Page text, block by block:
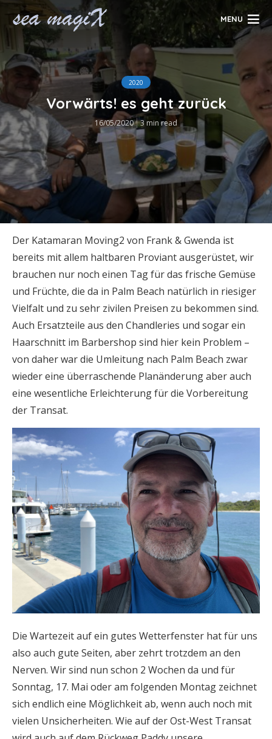
MENU
2020
Vorwärts! es geht zurück
16/05/2020 3 min read
Der Katamaran Moving2 von Frank & Gwenda ist
bereits mit allem haltbaren Proviant ausgerüstet, wir
brauchen nur noch einen Tag für das frische Gemüse
und Früchte, die da in Palm Beach natürlich in riesiger
Vielfalt und zu sehr zivilen Preisen zu bekommen sind.
Auch Ersatzteile aus den Chandleries und sogar ein
Haarschnitt im Barbershop sind hier kein Problem –
von daher war die Umleitung nach Palm Beach zwar
wieder eine überraschende Planänderung aber auch
eine wesentliche Erleichterung für die Vorbereitung
der Transat.
Die Wartezeit auf ein gutes Wetterfenster hat für uns
also auch gute Seiten, aber zehrt trotzdem an den
Nerven. Wir sind nun schon 2 Wochen da und für
Sonntag, 17. Mai oder am folgenden Montag zeichnet
sich endlich eine Möglichkeit ab, wenn auch noch mit
vielen Unsicherheiten. Wie auf der Ost-West Transat